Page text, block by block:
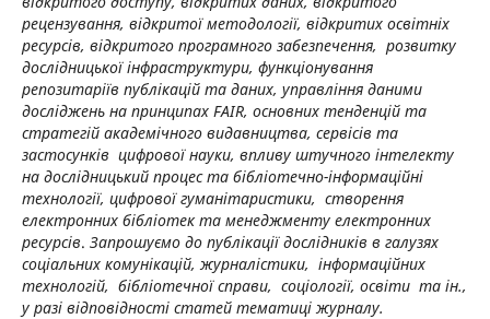
рецензування, відкритої методології, відкритих освітніх
ресурсів, відкритого програмного забезпечення, розвитку
дослідницької інфраструктури, функціонування
репозитаріїв публікацій та даних, управління даними
досліджень на принципах FAIR, основних тенденцій та
стратегій академічного видавництва, сервісів та
застосунків цифрової науки, впливу штучного інтелекту
на дослідницький процес та бібліотечно-інформаційні
технології, цифрової гуманітаристики, створення
електронних бібліотек та менеджменту електронних
ресурсів. Запрошуємо до публікації дослідників в галузях
соціальних комунікацій, журналістики, інформаційних
технологій, бібліотечної справи, соціології, освіти та ін.,
у разі відповідності статей тематиці журналу.